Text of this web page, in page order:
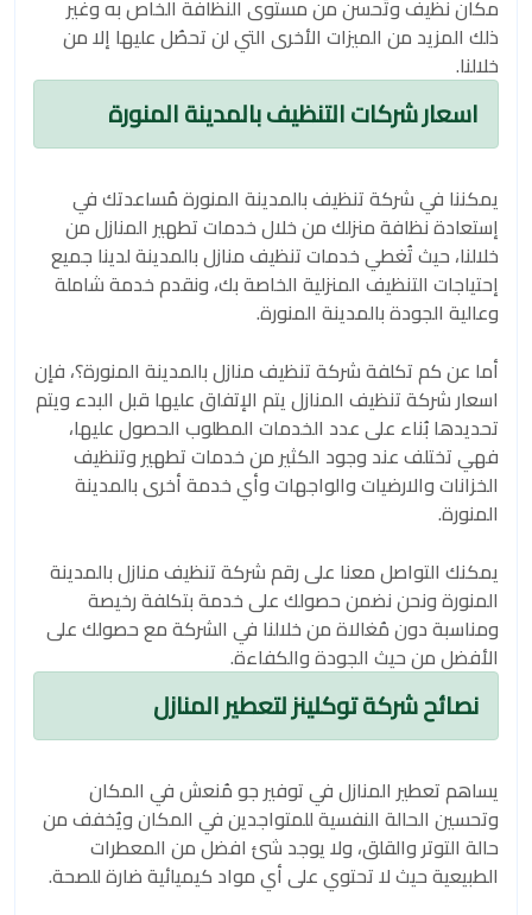
مكان نظيف وتُحسن من مستوى النظافة الخاص به وغير
ذلك المزيد من الميزات الأخرى التي لن تحصُل عليها إلا من
خلالنا.
اسعار شركات التنظيف بالمدينة المنورة
يمكننا في شركة تنظيف بالمدينة المنورة مُساعدتك في
إستعادة نظافة منزلك من خلال خدمات تطهير المنازل من
خلالنا، حيث تُغطي خدمات تنظيف منازل بالمدينة لدينا جميع
إحتياجات التنظيف المنزلية الخاصة بك، ونقدم خدمة شاملة
وعالية الجودة بالمدينة المنورة.
أما عن كم تكلفة شركة تنظيف منازل بالمدينة المنورة؟، فإن
اسعار شركة تنظيف المنازل يتم الإتفاق عليها قبل البدء ويتم
تحديدها بُناء على عدد الخدمات المطلوب الحصول عليها،
فهي تختلف عند وجود الكثير من خدمات تطهير وتنظيف
الخزانات والارضيات والواجهات وأي خدمة أخرى بالمدينة
المنورة.
يمكنك التواصل معنا على رقم شركة تنظيف منازل بالمدينة
المنورة ونحن نضمن حصولك على خدمة بتكلفة رخيصة
ومناسبة دون مُغالاة من خلالنا في الشركة مع حصولك على
الأفضل من حيث الجودة والكفاءة.
نصائح شركة توكلينز لتعطير المنازل
يساهم تعطير المنازل في توفير جو مُنعش في المكان
وتحسين الحالة النفسية للمتواجدين في المكان ويُخفف من
حالة التوتر والقلق، ولا يوجد شئ افضل من المعطرات
الطبيعية حيث لا تحتوي على أي مواد كيميائية ضارة للصحة.